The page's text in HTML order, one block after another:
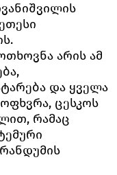
არის ამ
და ყველა
ცესკოს
რამაც